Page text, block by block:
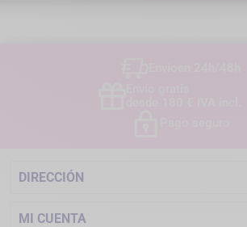
DIRECCIÓN
MI CUENTA